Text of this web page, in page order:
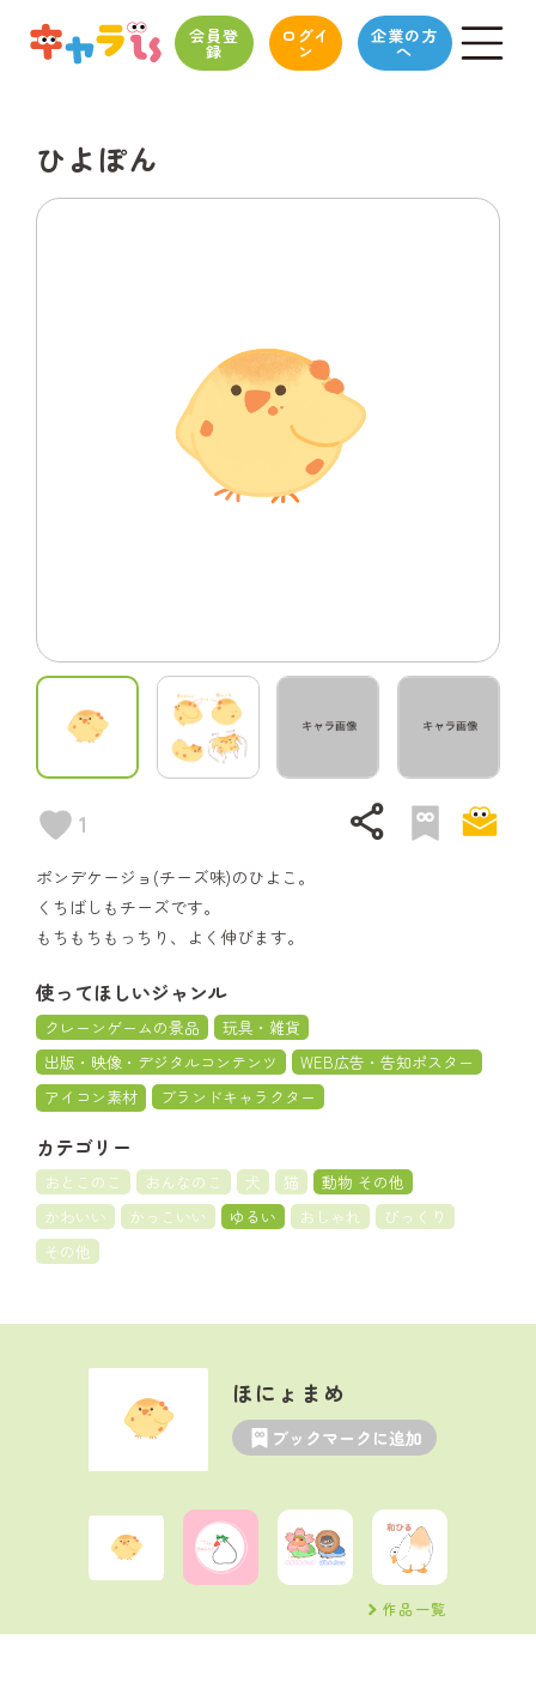
会員登
録
ログイ
ン
企業の方
へ
ひよぽん
1 share
ポンデケージョ(チーズ味)のひよこ。
くちばしもチーズです。
もちもちもっちり、よく伸びます。
使ってほしいジャンル
クレーンゲームの景品
玩具・雑貨
出版・映像・デジタルコンテンツ
WEB広告・告知ポスター
アイコン素材
ブランドキャラクター
カテゴリー
おとこのこ おんなのこ 犬 猫
動物 その他
かわいい
かっこいい ゆるい おしゃれ
びっくり
その他
ほにょまめ
ブックマークに追加
作品一覧